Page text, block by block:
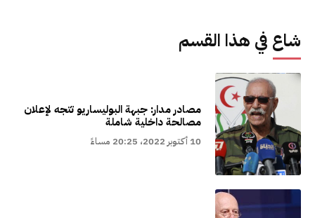
شاع في هذا القسم
مصادر مدار: جبهة البوليساريو تتجه لإعلان
مصالحة داخلية شاملة
10 أكتوبر 2022، 20:25 مساءً